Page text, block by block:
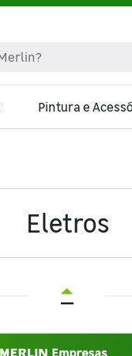
Pintura e
Eletros